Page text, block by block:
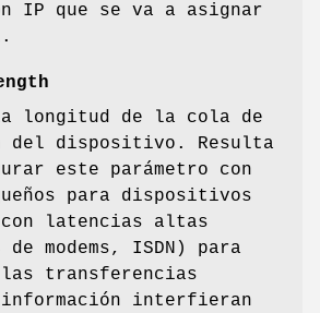
IP que se va a asignar
longitud de la cola de
del dispositivo. Resulta
este parámetro con
para dispositivos
con latencias altas
de modems, ISDN) para
transferencias
información interfieran